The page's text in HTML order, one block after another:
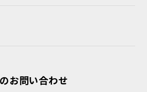
お問い合わせ